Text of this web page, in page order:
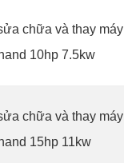
chữa và thay máy
10hp 7.5kw
chữa và thay máy
15hp 11kw